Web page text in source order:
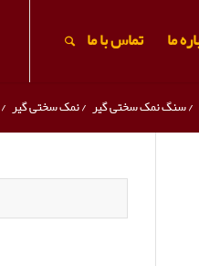
ما تماس با ما
/سنگ نمک سختی گیر /نمک سختی گیر /